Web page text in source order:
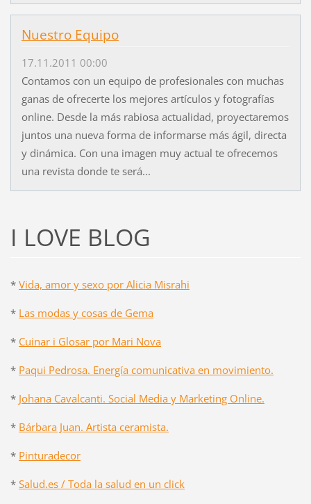
Nuestro Equipo
17.11.2011 00:00
Contamos con un equipo de profesionales con muchas
ganas de ofrecerte los mejores artículos y fotografías
online. Desde la más rabiosa actualidad, proyectaremos
juntos una nueva forma de informarse más ágil, directa
y dinámica. Con una imagen muy actual te ofrecemos
una revista donde te será...
I LOVE BLOG
* Vida, amor y sexo por Alicia Misrahi
* Las modas y cosas de Gema
* Cuinar i Glosar por Mari Nova
* Paqui Pedrosa. Energía comunicativa en movimiento.
* Johana Cavalcanti. Social Media y Marketing Online.
* Bárbara Juan. Artista ceramista.
* Pinturadecor
* Salud.es / Toda la salud en un click